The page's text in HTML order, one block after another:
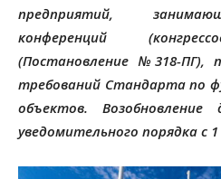
предприятий,
конференций
(Постановление №318-ПГ),
требований Стандарта по
объектов.
уведомительного порядка с 1